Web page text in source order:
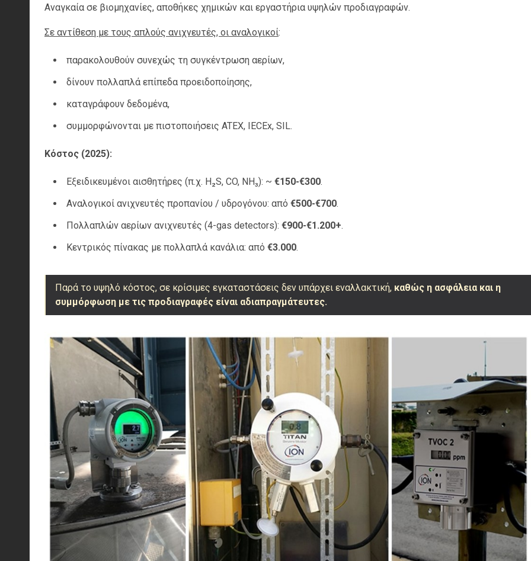
Αναγκαία σε βιομηχανίες, αποθήκες χημικών και εργαστήρια υψηλών προδιαγραφών.
Σε αντίθεση με τους απλούς ανιχνευτές, οι αναλογικοί:
παρακολουθούν συνεχώς τη συγκέντρωση αερίων,
δίνουν πολλαπλά επίπεδα προειδοποίησης,
καταγράφουν δεδομένα,
συμμορφώνονται με πιστοποιήσεις ATEX, IECEx, SIL.
Κόστος (2025):
Εξειδικευμένοι αισθητήρες (π.χ. H₂S, CO, NH₃): ~ €150-€300.
Αναλογικοί ανιχνευτές προπανίου / υδρογόνου: από €500-€700.
Πολλαπλών αερίων ανιχνευτές (4-gas detectors): €900-€1.200+.
Κεντρικός πίνακας με πολλαπλά κανάλια: από €3.000.
Παρά το υψηλό κόστος, σε κρίσιμες εγκαταστάσεις δεν υπάρχει εναλλακτική, καθώς η ασφάλεια και η
συμμόρφωση με τις προδιαγραφές είναι αδιαπραγμάτευτες.